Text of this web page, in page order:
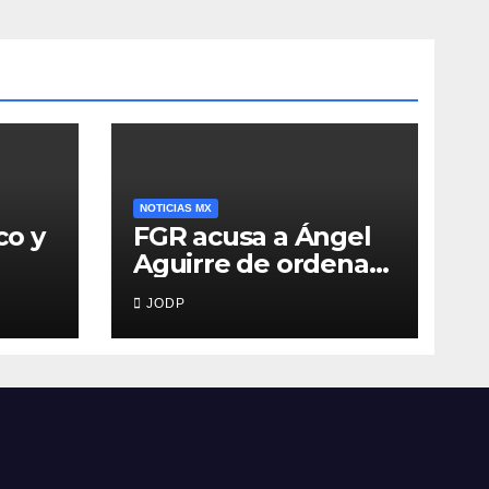
y
NOTICIAS MX
FGR acusa a Ángel
Aguirre de ordenar
destruir videos
clave del caso
Ayotzinapa
JODP